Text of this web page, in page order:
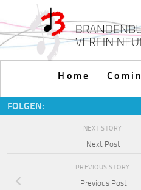
Skip to content
Home
FOLGEN:
NEXT STORY
Next Post
PREVIOUS STORY
Previous Post